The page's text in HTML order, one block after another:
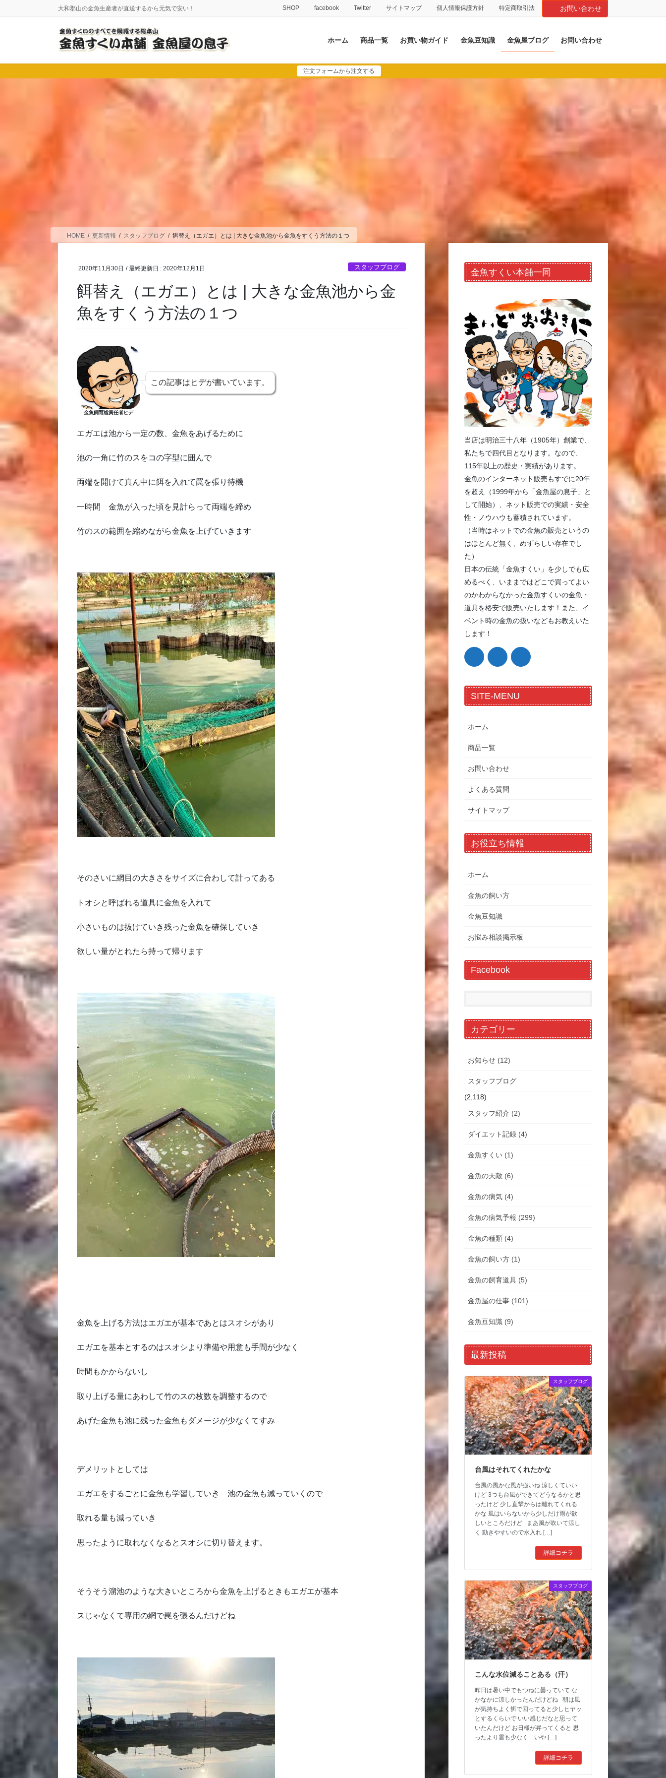
に
移
ョ
ン
大和郡山の金魚生産者が直送するから元気で安い！ SHOP facebook Twitter サイトマップ 個人情報保護方針 特定商取引法 お問い合わせ
ホーム 商品一覧 お買い物ガイド 金魚豆知識 金魚屋ブログ お問い合わせ
注文フォームから注文する
HOME 更新情報 スタッフブログ 餌替え（エガエ）とは | 大きな金魚池から金魚をすくう方法の１つ
2020年11月30日 / 最終更新日 :2020年12月1日 スタッフブログ
餌替え（エガエ）とは | 大きな金魚池から金
魚をすくう方法の１つ
金魚飼育総責任者ヒデ
この記事はヒデが書いています。
エガエは池から一定の数、金魚をあげるために
池の一角に竹のスをコの字型に囲んで
両端を開けて真ん中に餌を入れて罠を張り待機
一時間 金魚が入った頃を見計らって両端を締め
竹のスの範囲を縮めながら金魚を上げていきます
そのさいに網目の大きさをサイズに合わして計ってある
トオシと呼ばれる道具に金魚を入れて
小さいものは抜けていき残った金魚を確保していき
欲しい量がとれたら持って帰ります
金魚を上げる方法はエガエが基本であとはスオシがあり
エガエを基本とするのはスオシより準備や用意も手間が少なく
時間もかからないし
取り上げる量にあわして竹のスの枚数を調整するので
あげた金魚も池に残った金魚もダメージが少なくてすみ
デメリットとしては
エガエをするごとに金魚も学習していき 池の金魚も減っていくので
取れる量も減っていき
思ったように取れなくなるとスオシに切り替えます。
そうそう溜池のような大きいところから金魚を上げるときもエガエが基本
スじゃなくて専用の網で罠を張るんだけどね
金魚すくい本舗一同
当店は明治三十八年（1905年）創業で、
私たちで四代目となります。なので、
115年以上の歴史・実績があります。
金魚のインターネット販売もすでに20年
を超え（1999年から「金魚屋の息子」と
して開始）、ネット販売での実績・安全
性・ノウハウも蓄積されています。
（当時はネットでの金魚の販売というの
はほとんど無く、めずらしい存在でし
た）
日本の伝統「金魚すくい」を少しでも広
めるべく、いままではどこで買ってよい
のかわからなかった金魚すくいの金魚・
道具を格安で販売いたします！また、イ
ベント時の金魚の扱いなどもお教えいた
します！
SITE-MENU
ホーム
商品一覧
お問い合わせ
よくある質問
サイトマップ
お役立ち情報
ホーム
金魚の飼い方
金魚豆知識
お悩み相談掲示板
Facebook
カテゴリー
お知らせ (12)
スタッフブログ
(2,118)
スタッフ紹介 (2)
ダイエット記録 (4)
金魚すくい (1)
金魚の天敵 (6)
金魚の病気 (4)
金魚の病気予報 (299)
金魚の種類 (4)
金魚の飼い方 (1)
金魚の飼育道具 (5)
金魚屋の仕事 (101)
金魚豆知識 (9)
最新投稿
スタッフブログ
台風はそれてくれたかな
台風の風かな風が強いね 涼しくていい
けど 3つも台風ができてどうなるかと思
ったけど 少し直撃からは離れてくれる
かな 風はいらないから少しだけ雨が欲
しいところだけど まあ風が吹いて涼し
く 動きやすいので水入れ […]
詳細コチラ
スタッフブログ
こんな水位減ることある（汗）
昨日は暑い中でもつねに曇っていて な
かなかに涼しかったんだけどね 朝は風
が気持ちよく餌で回ってると少しヒヤッ
とするくらいで いい感じだなと思って
いたんだけど お日様が昇ってくると 思
ったより雲も少なく いや […]
詳細コチラ